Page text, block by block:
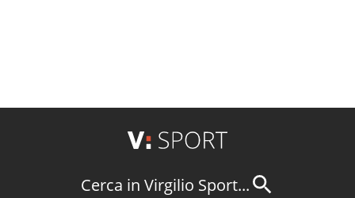
Cerca in Virgilio Sport...